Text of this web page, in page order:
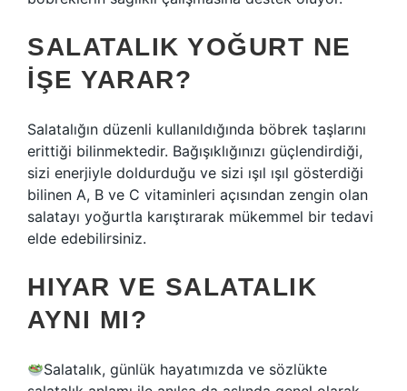
SALATALIK YOĞURT NE
IŞE YARAR?
Salatalığın düzenli kullanıldığında böbrek taşlarını
erittiği bilinmektedir. Bağışıklığınızı güçlendirdiği,
sizi enerjiyle doldurduğu ve sizi ışıl ışıl gösterdiği
bilinen A, B ve C vitaminleri açısından zengin olan
salatayı yoğurtla karıştırarak mükemmel bir tedavi
elde edebilirsiniz.
HIYAR VE SALATALIK
AYNI MI?
Salatalık, günlük hayatımızda ve sözlükte